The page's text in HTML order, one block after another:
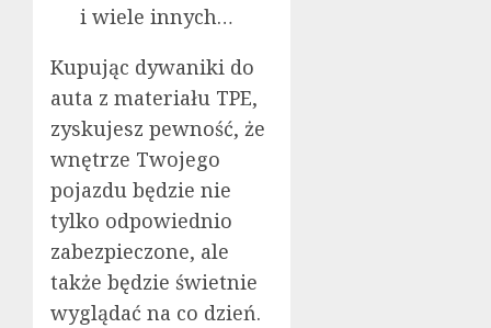
i wiele innych…
Kupując dywaniki do
auta z materiału TPE,
zyskujesz pewność, że
wnętrze Twojego
pojazdu będzie nie
tylko odpowiednio
zabezpieczone, ale
także będzie świetnie
wyglądać na co dzień.